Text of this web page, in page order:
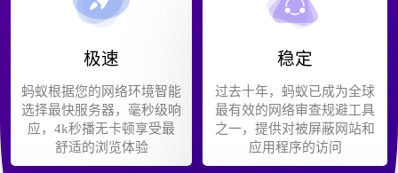
极速
蚂蚁根据您的网络环境智能
选择最快服务器，毫秒级响
应，4k秒播无卡顿享受最
舒适的浏览体验
稳定
过去十年，蚂蚁已成为全球
最有效的网络审查规避工具
之一，提供对被屏蔽网站和
应用程序的访问